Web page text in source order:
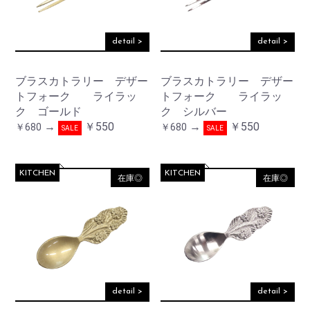
detail >
ブラスカトラリー デザー
トフォーク ライラッ
ク ゴールド
￥680 → SALE ￥550
detail >
ブラスカトラリー デザー
トフォーク ライラッ
ク シルバー
￥680 → SALE ￥550
在庫◎
detail >
KITCHEN 在庫◎
detail >
KITCHEN